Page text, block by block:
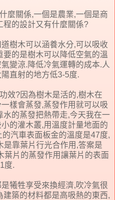
麼關係,一個是農業,一個是商
程的設計又有什麼關係?
樹木可以涵養水分,可以吸收
的是樹木可以降低空氣的溫
變涼.降低冷氣運轉的成本.人
直射的地方低3-5度.
效?因為樹木是活的,樹木在
樣會蒸發,蒸發作用就可以吸
水的蒸發把熱帶走,今天我在一
的灌木叢,用溫度計量地面的
汽車表面板金的溫度是47度,
是靠葉片行光合作用,答案是
葉片的蒸發作用讓葉片的表面
度.
犧牲享受來換經濟,吹冷氣很
築的材料都是高吸熱的東西,